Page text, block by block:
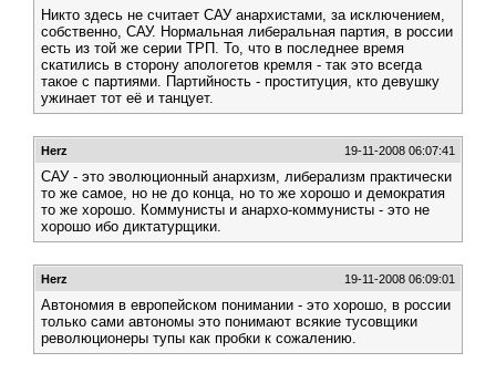
Никто здесь не считает САУ анархистами, за исключением,
собственно, САУ. Нормальная либеральная партия, в россии
есть из той же серии ТРП. То, что в последнее время
скатились в сторону апологетов кремля - так это всегда
такое с партиями. Партийность - проституция, кто девушку
ужинает тот её и танцует.
Herz 19-11-2008 06:07:41
САУ - это эволюционный анархизм, либерализм практически
то же самое, но не до конца, но то же хорошо и демократия
то же хорошо. Коммунисты и анархо-коммунисты - это не
хорошо ибо диктатурщики.
Herz 19-11-2008 06:09:01
Автономия в европейском понимании - это хорошо, в россии
только сами автономы это понимают всякие тусовщики
революционеры тупы как пробки к сожалению.